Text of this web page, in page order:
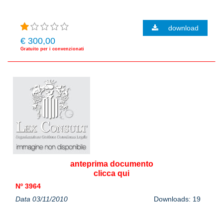
€ 300,00
Gratuito per i convenzionati
download
anteprima documento
clicca qui
Nº 3964
Data 03/11/2010
Downloads: 19